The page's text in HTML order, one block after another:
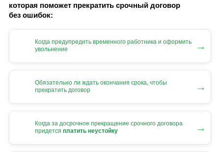
которая поможет прекратить срочный договор
без ошибок:
Когда предупредить временного работника и оформить
увольнение
→
Обязательно ли ждать окончания срока, чтобы
прекратить договор
→
Когда за досрочное прекращение срочного договора
придется платить неустойку →